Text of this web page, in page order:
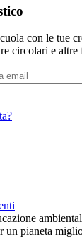
con le tue
circolari e altre
un pianeta